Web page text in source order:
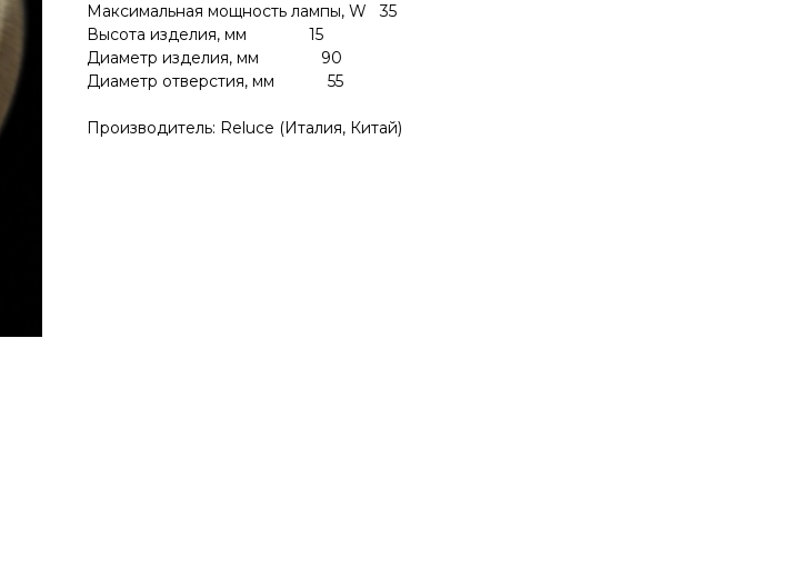
Максимальная мощность лампы, W 35
Высота изделия, мм 15
Диаметр изделия, мм 90
Диаметр отверстия, мм 55
Производитель: Reluce (Италия, Китай)